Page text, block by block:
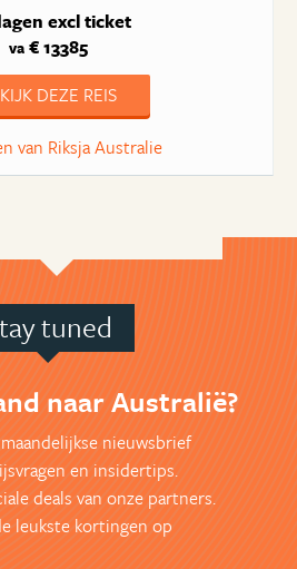
excl ticket
va€ 13385
DEZE REIS
van Riksja Australie
tuned
naar Australië?
nieuwsbrief
en insidertips.
deals van onze partners.
leukste kortingen op